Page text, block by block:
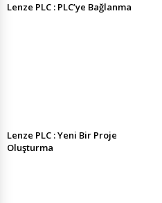
Lenze PLC : PLC’ye Bağlanma
Lenze PLC : Yeni Bir Proje
Oluşturma